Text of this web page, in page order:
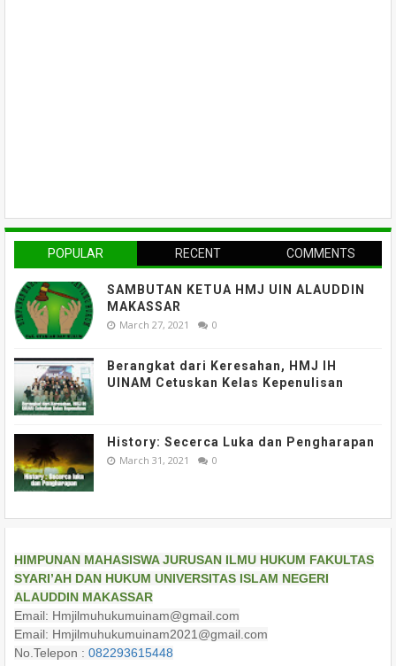
POPULAR RECENT COMMENTS
SAMBUTAN KETUA HMJ UIN ALAUDDIN
MAKASSAR
March 27, 2021 0
Berangkat dari Keresahan, HMJ IH
UINAM Cetuskan Kelas Kepenulisan
History: Secerca Luka dan Pengharapan
March 31, 2021 0
HIMPUNAN MAHASISWA JURUSAN ILMU HUKUM FAKULTAS
SYARI’AH DAN HUKUM UNIVERSITAS ISLAM NEGERI
ALAUDDIN MAKASSAR
Email: Hmjilmuhukumuinam@gmail.com
Email: Hmjilmuhukumuinam2021@gmail.com
No.Telepon : 082293615448